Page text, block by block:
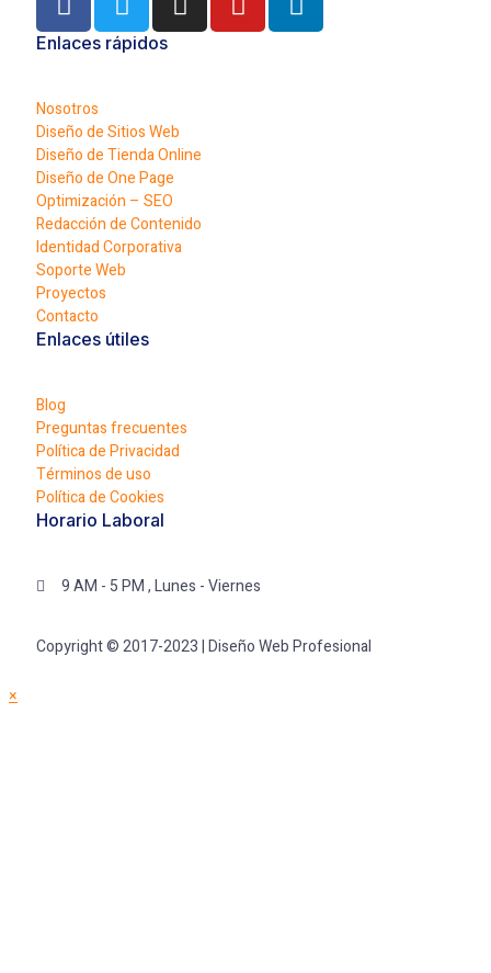
Enlaces rápidos
Nosotros
Diseño de Sitios Web
Diseño de Tienda Online
Diseño de One Page
Optimización – SEO
Redacción de Contenido
Identidad Corporativa
Soporte Web
Proyectos
Contacto
Enlaces útiles
Blog
Preguntas frecuentes
Política de Privacidad
Términos de uso
Política de Cookies
Horario Laboral
9 AM - 5 PM , Lunes - Viernes
Copyright © 2017-2023 | Diseño Web Profesional
×